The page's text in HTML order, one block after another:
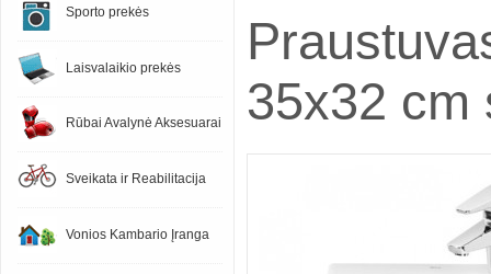
Sporto prekės
Laisvalaikio prekės
Rūbai Avalynė Aksesuarai
Sveikata ir Reabilitacija
Vonios Kambario Įranga
35x32 cm